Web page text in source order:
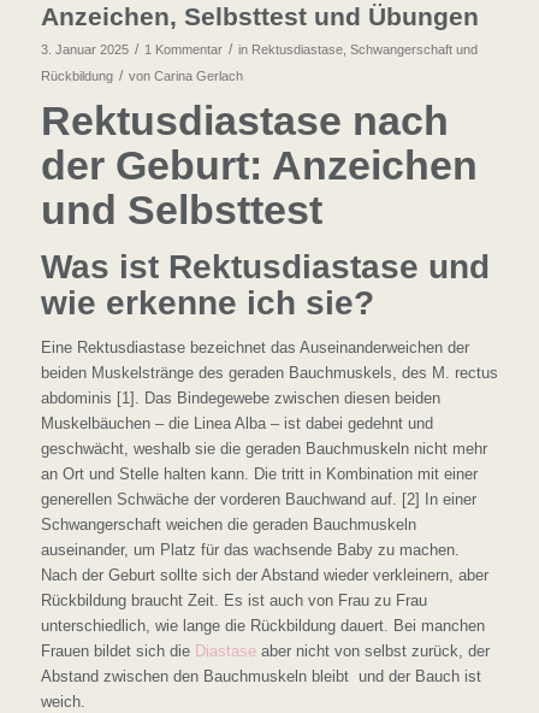
Anzeichen, Selbsttest und Übungen
3. Januar 2025 / 1 Kommentar / in Rektusdiastase, Schwangerschaft und
Rückbildung / von Carina Gerlach
Rektusdiastase nach
der Geburt: Anzeichen
und Selbsttest
Was ist Rektusdiastase und
wie erkenne ich sie?
Eine Rektusdiastase bezeichnet das Auseinanderweichen der
beiden Muskelstränge des geraden Bauchmuskels, des M. rectus
abdominis [1]. Das Bindegewebe zwischen diesen beiden
Muskelbäuchen – die Linea Alba – ist dabei gedehnt und
geschwächt, weshalb sie die geraden Bauchmuskeln nicht mehr
an Ort und Stelle halten kann. Die tritt in Kombination mit einer
generellen Schwäche der vorderen Bauchwand auf. [2] In einer
Schwangerschaft weichen die geraden Bauchmuskeln
auseinander, um Platz für das wachsende Baby zu machen.
Nach der Geburt sollte sich der Abstand wieder verkleinern, aber
Rückbildung braucht Zeit. Es ist auch von Frau zu Frau
unterschiedlich, wie lange die Rückbildung dauert. Bei manchen
Frauen bildet sich die Diastaseaber nicht von selbst zurück, der
Abstand zwischen den Bauchmuskeln bleibt und der Bauch ist
weich.